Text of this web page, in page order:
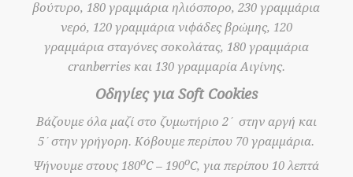
βούτυρο, 180 γραμμάρια ηλιόσπορο, 230 γραμμάρια
νερό, 120 γραμμάρια νιφάδες βρώμης, 120
γραμμάρια σταγόνες σοκολάτας, 180 γραμμάρια
cranberries και 130 γραμμαρία Αιγίνης.
Οδηγίες για Soft Cookies
Βάζουμε όλα μαζί στο ζυμωτήριο 2΄ στην αργή και
5΄στην γρήγορη. Κόβουμε περίπου 70 γραμμάρια.
Ψήνουμε στους 180οC – 190οC, για περίπου 10 λεπτά